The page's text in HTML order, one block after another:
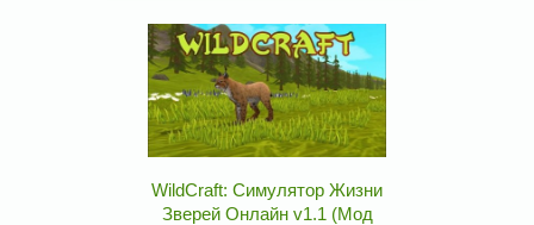
WildCraft: Симулятор Жизни
Зверей Онлайн v1.1 (Мод